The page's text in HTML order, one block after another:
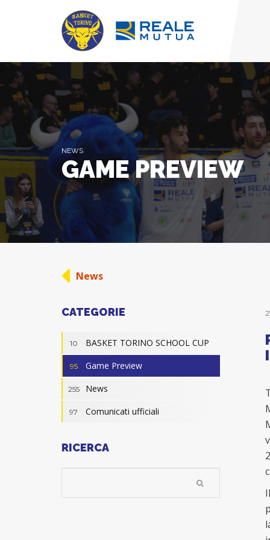
NEWS
GAME PREVIEW
News
CATEGORIE
10 BASKET TORINO SCHOOL CUP
95 Game Preview
255 News
97 Comunicati ufficiali
RICERCA